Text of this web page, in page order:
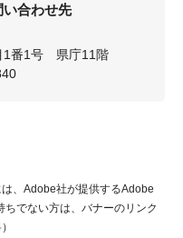
合わせ先
1番1号 県庁11階
、Adobe社が提供するAdobe
でない方は、バナーのリンク